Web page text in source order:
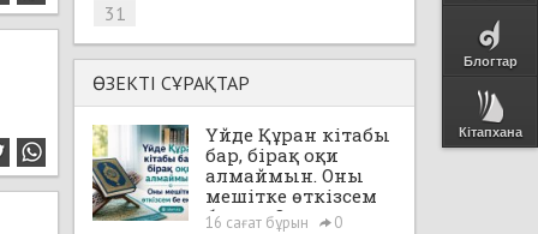
Блогтар
Кітапхана
31
ӨЗЕКТІ СҰРАҚТАР
Үйде Құран кітабы
бар, бірақ оқи
алмаймын. Оны
мешітке өткізсем
бе екен?
16 сағат бұрын 0